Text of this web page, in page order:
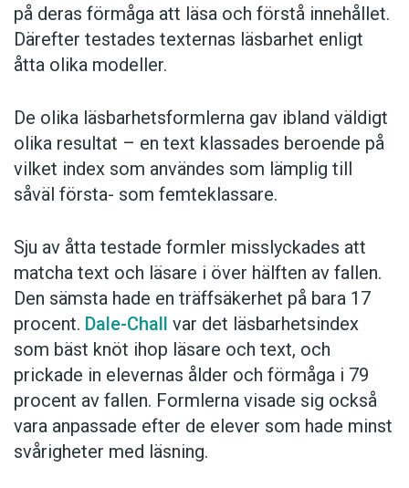
på deras förmåga att läsa och förstå innehållet.
Därefter testades texternas läsbarhet enligt
åtta olika modeller.
De olika läsbarhetsformlerna gav ibland väldigt
olika resultat – en text klassades beroende på
vilket index som användes som lämplig till
såväl första- som femteklassare.
Sju av åtta testade formler misslyckades att
matcha text och läsare i över hälften av fallen.
Den sämsta hade en träffsäkerhet på bara 17
procent. Dale-Chall var det läsbarhetsindex
som bäst knöt ihop läsare och text, och
prickade in elevernas ålder och förmåga i 79
procent av fallen. Formlerna visade sig också
vara anpassade efter de elever som hade minst
svårigheter med läsning.